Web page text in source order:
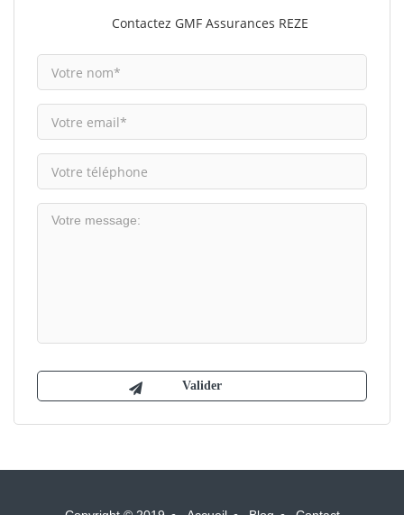
Contactez GMF Assurances REZE